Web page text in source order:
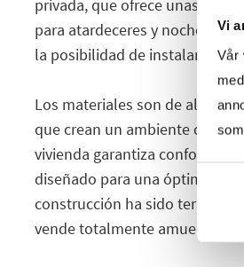
Vi
Vår
privada, que ofrece unas
para atardeceres y noches
la posibilidad de instalar in
Los materiales son de alta
que crean un ambiente
vivienda garantiza confort
diseñado para una óptima
construcción ha sido
vende totalmente amueblado